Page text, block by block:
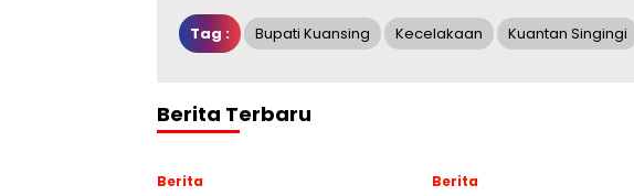
Tag : Bupati Kuansing Kecelakaan Kuantan Singingi
Berita Terbaru
Berita Berita